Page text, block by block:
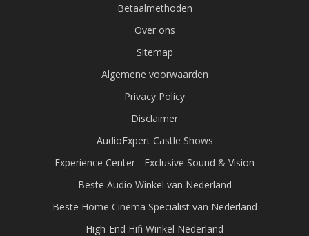
Betaalmethoden
Over ons
Sitemap
Algemene voorwaarden
Privacy Policy
Disclaimer
AudioExpert Castle Shows
Experience Center - Exclusive Sound & Vision
Beste Audio Winkel van Nederland
Beste Home Cinema Specialist van Nederland
High-End Hifi Winkel Nederland